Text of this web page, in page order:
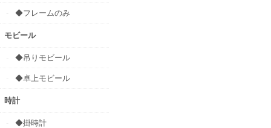
◆フレームのみ
モビール
◆吊りモビール
◆卓上モビール
時計
◆掛時計